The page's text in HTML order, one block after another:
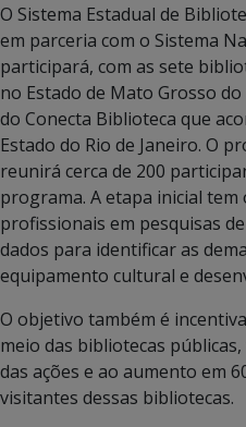
O Sistema Estadual de
em parceria com o Sistema
participará, com as sete
no Estado de Mato Grosso
do Conecta Biblioteca que
Estado do Rio de Janeiro. O
reunirá cerca de 200
programa. A etapa inicial
profissionais em pesquisas
dados para identificar as
equipamento cultural e
O objetivo também é
meio das bibliotecas
das ações e ao aumento em
visitantes dessas bibliotecas.